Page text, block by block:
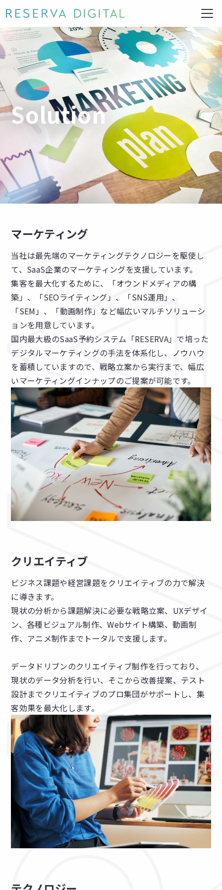
Solution
マーケティング
当社は最先端のマーケティングテクノロジーを駆使し
て、SaaS企業のマーケティングを支援しています。
集客を最大化するために、「オウンドメディアの構
築」、「SEOライティング」、「SNS運用」、
「SEM」、「動画制作」など幅広いマルチソリューシ
ョンを用意しています。
国内最大級のSaaS予約システム「RESERVA」で培った
デジタルマーケティングの手法を体系化し、ノウハウ
を蓄積していますので、戦略立案から実行まで、幅広
いマーケティングインナップのご提案が可能です。
クリエイティブ
ビジネス課題や経営課題をクリエイティブの力で解決
に導きます。
現状の分析から課題解決に必要な戦略立案、UXデザイ
ン、各種ビジュアル制作、Webサイト構築、動画制
作、アニメ制作までトータルで支援します。
データドリブンのクリエイティブ制作を行っており、
現状のデータ分析を行い、そこから改善提案、テスト
設計までクリエイティブのプロ集団がサポートし、集
客効果を最大化します。